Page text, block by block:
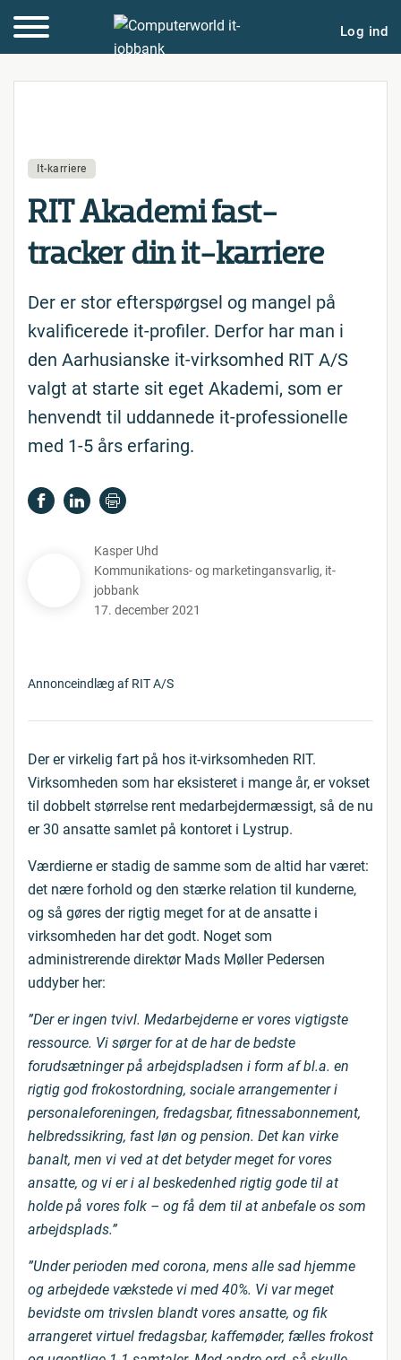
Log ind
It-karriere
RIT Akademi fast-
tracker din it-karriere
Der er stor efterspørgsel og mangel på
kvalificerede it-profiler. Derfor har man i
den Aarhusianske it-virksomhed RIT A/S
valgt at starte sit eget Akademi, som er
henvendt til uddannede it-professionelle
med 1-5 års erfaring.
Kasper Uhd
Kommunikations- og marketingansvarlig, it-
jobbank
17. december 2021
Annonceindlæg af RIT A/S
Der er virkelig fart på hos it-virksomheden RIT.
Virksomheden som har eksisteret i mange år, er vokset
til dobbelt størrelse rent medarbejdermæssigt, så de nu
er 30 ansatte samlet på kontoret i Lystrup.
Værdierne er stadig de samme som de altid har været:
det nære forhold og den stærke relation til kunderne,
og så gøres der rigtig meget for at de ansatte i
virksomheden har det godt. Noget som
administrerende direktør Mads Møller Pedersen
uddyber her:
”Der er ingen tvivl. Medarbejderne er vores vigtigste
ressource. Vi sørger for at de har de bedste
forudsætninger på arbejdspladsen i form af bl.a. en
rigtig god frokostordning, sociale arrangementer i
personaleforeningen, fredagsbar, fitnessabonnement,
helbredssikring, fast løn og pension. Det kan virke
banalt, men vi ved at det betyder meget for vores
ansatte, og vi er i al beskedenhed rigtig gode til at
holde på vores folk – og få dem til at anbefale os som
arbejdsplads.”
”Under perioden med corona, mens alle sad hjemme
og arbejdede vækstede vi med 40%. Vi var meget
bevidste om trivslen blandt vores ansatte, og fik
arrangeret virtuel fredagsbar, kaffemøder, fælles frokost